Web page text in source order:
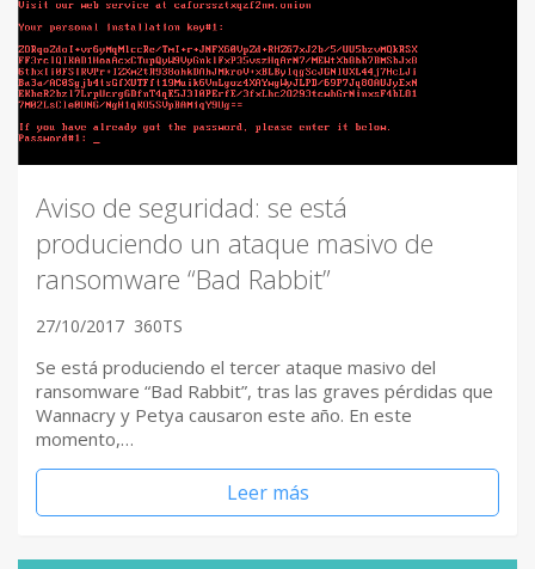
Aviso de seguridad: se está
produciendo un ataque masivo de
ransomware “Bad Rabbit”
27/10/2017 360TS
Se está produciendo el tercer ataque masivo del
ransomware “Bad Rabbit”, tras las graves pérdidas que
Wannacry y Petya causaron este año. En este
momento,…
Leer más